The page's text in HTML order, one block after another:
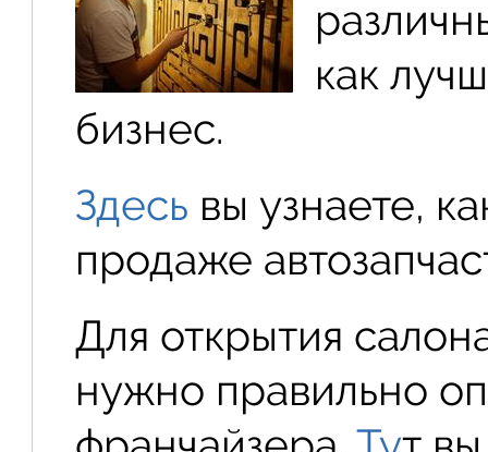
как
бизнес.
Здесь вы узнаете,
продаже
Для открытия
нужно правильно